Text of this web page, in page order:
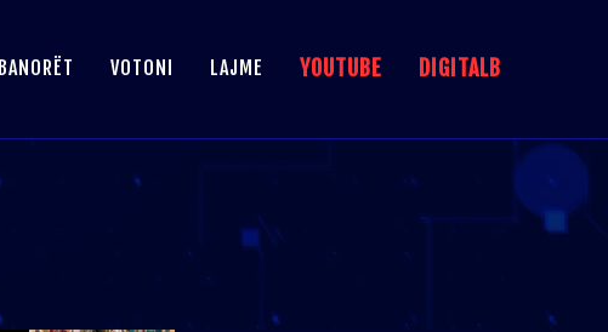
BANORËT VOTONI LAJME YOUTUBE DIGITALB